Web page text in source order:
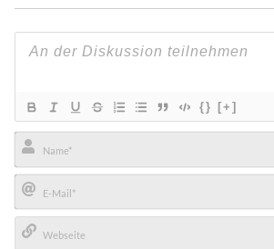
{} [+]
Name*
E-
Mail*